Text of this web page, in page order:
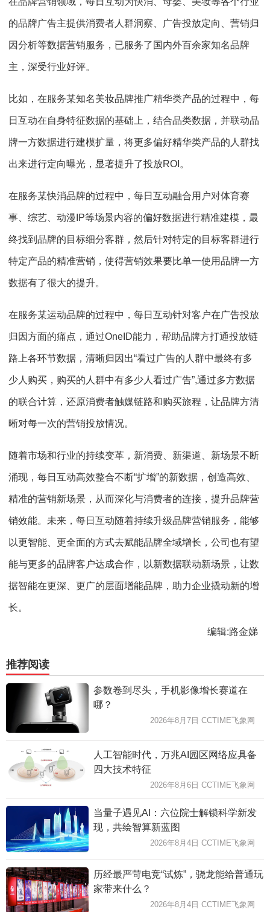
的品牌广告主提供消费者人群洞察、广告投放定向、营销归
因分析等数据营销服务，已服务了国内外百余家知名品牌
主，深受行业好评。
比如，在服务某知名美妆品牌推广精华类产品的过程中，每
日互动在自身特征数据的基础上，结合品类数据，并联动品
牌一方数据进行建模扩量，将更多偏好精华类产品的人群找
出来进行定向曝光，显著提升了投放ROI。
在服务某快消品牌的过程中，每日互动融合用户对体育赛
事、综艺、动漫IP等场景内容的偏好数据进行精准建模，最
终找到品牌的目标细分客群，然后针对特定的目标客群进行
特定产品的精准营销，使得营销效果要比单一使用品牌一方
数据有了很大的提升。
在服务某运动品牌的过程中，每日互动针对客户在广告投放
归因方面的痛点，通过OneID能力，帮助品牌方打通投放链
路上各环节数据，清晰归因出“看过广告的人群中最终有多
少人购买，购买的人群中有多少人看过广告”,通过多方数据
的联合计算，还原消费者触媒链路和购买旅程，让品牌方清
晰对每一次的营销投放情况。
随着市场和行业的持续变革，新消费、新渠道、新场景不断
涌现，每日互动高效整合不断“扩增”的新数据，创造高效、
精准的营销新场景，从而深化与消费者的连接，提升品牌营
销效能。未来，每日互动随着持续升级品牌营销服务，能够
以更智能、更全面的方式去赋能品牌全域增长，公司也有望
能与更多的品牌客户达成合作，以新数据联动新场景，让数
据智能在更深、更广的层面增能品牌，助力企业撬动新的增
长。
编辑:路金娣
推荐阅读
参数卷到尽头，手机影像增长赛道在
哪？
2026年8月7日 CCTIME飞象网
人工智能时代，万兆AI园区网络应具备
四大技术特征
2026年8月6日 CCTIME飞象网
当量子遇见AI：六位院士解锁科学新发
现，共绘智算新蓝图
2026年8月4日 CCTIME飞象网
历经最严苛电竞“试炼”，骁龙能给普通玩
家带来什么？
2026年8月4日 CCTIME飞象网